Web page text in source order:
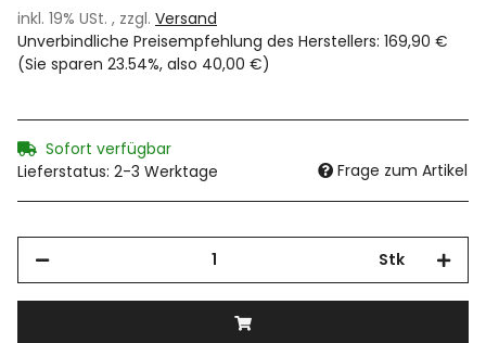
inkl. 19% USt. , zzgl. Versand
Unverbindliche Preisempfehlung des Herstellers: 169,90 €
(Sie sparen 23.54%, also 40,00 €)
Sofort verfügbar
Lieferstatus: 2-3 Werktage
Frage zum Artikel
Stk